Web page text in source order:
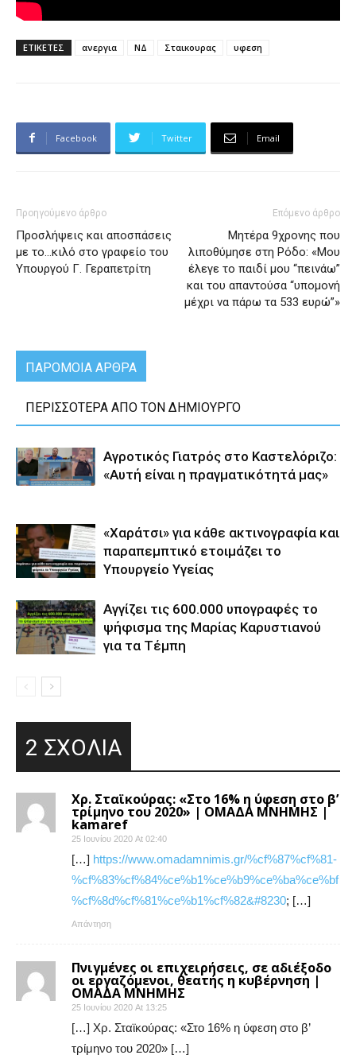
ΕΤΙΚΕΤΕΣ ανεργια ΝΔ Σταικουρας υφεση
Facebook Twitter Email
Προηγούμενο άρθρο
Προσλήψεις και αποσπάσεις
με το…κιλό στο γραφείο του
Υπουργού Γ. Γεραπετρίτη
Επόμενο άρθρο
Μητέρα 9χρονης που
λιποθύμησε στη Ρόδο: «Μου
έλεγε το παιδί μου “πεινάω”
και του απαντούσα “υπομονή
μέχρι να πάρω τα 533 ευρώ”»
ΠΑΡΟΜΟΙΑ ΑΡΘΡΑ
ΠΕΡΙΣΣΟΤΕΡΑ ΑΠΟ ΤΟΝ ΔΗΜΙΟΥΡΓΟ
Αγροτικός Γιατρός στο Καστελόριζο:
«Αυτή είναι η πραγματικότητά μας»
«Χαράτσι» για κάθε ακτινογραφία και
παραπεμπτικό ετοιμάζει το
Υπουργείο Υγείας
Αγγίζει τις 600.000 υπογραφές το
ψήφισμα της Μαρίας Καρυστιανού
για τα Τέμπη
2 ΣΧΟΛΙΑ
Χρ. Σταϊκούρας: «Στο 16% η ύφεση στο β’
τρίμηνο του 2020» | ΟΜΑΔΑ ΜΝΗΜΗΣ |
kamaref
25 Ιουνίου 2020 At 02:40
[…] https://www.omadamnimis.gr/%cf%87%cf%81-
%cf%83%cf%84%ce%b1%ce%b9%ce%ba%ce%bf
%cf%8d%cf%81%ce%b1%cf%82&#8230; […]
Απάντηση
Πνιγμένες οι επιχειρήσεις, σε αδιέξοδο
οι εργαζόμενοι, θεατής η κυβέρνηση |
ΟΜΑΔΑ ΜΝΗΜΗΣ
25 Ιουνίου 2020 At 13:25
[…] Χρ. Σταϊκούρας: «Στο 16% η ύφεση στο β’
τρίμηνο του 2020» […]